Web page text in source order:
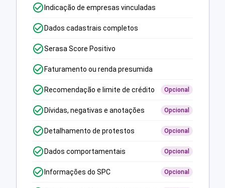
Indicação de empresas vinculadas
Dados cadastrais completos
Serasa Score Positivo
Faturamento ou renda presumida
Recomendação e limite de crédito Opcional
Dívidas, negativas e anotações Opcional
Detalhamento de protestos Opcional
Dados comportamentais Opcional
Informações do SPC Opcional